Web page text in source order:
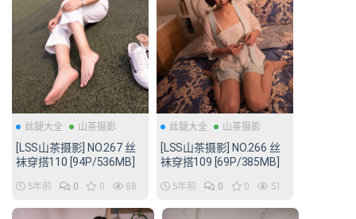
丝腿大全 山茶摄影
[LSS山茶摄影] NO.267 丝
袜穿搭110 [94P/536MB]
5年前 0 0 88
丝腿大全 山茶摄影
[LSS山茶摄影] NO.266 丝
袜穿搭109 [69P/385MB]
5年前 0 0 51